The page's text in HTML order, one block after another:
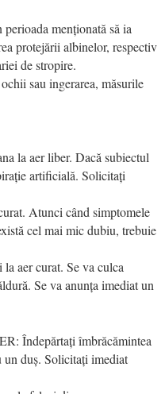
menționată să ia
protejării albinelor, respectiv
de stropire.
sau ingerarea, măsurile
la aer liber. Dacă subiectul
artificială. Solicitați
Atunci când simptomele
cel mai mic dubiu, trebuie
aer curat. Se va culca
Se va anunța imediat un
Îndepărtați îmbrăcămintea
duș. Solicitați imediat